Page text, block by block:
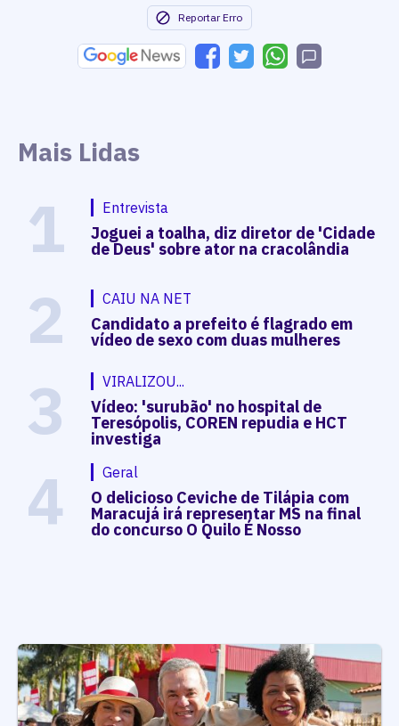
Reportar Erro
Mais Lidas
1 Entrevista
Joguei a toalha, diz diretor de 'Cidade
de Deus' sobre ator na cracolândia
2 CAIU NA NET
Candidato a prefeito é flagrado em
vídeo de sexo com duas mulheres
3 VIRALIZOU...
Vídeo: 'surubão' no hospital de
Teresópolis, COREN repudia e HCT
investiga
4 Geral
O delicioso Ceviche de Tilápia com
Maracujá irá representar MS na final
do concurso O Quilo É Nosso